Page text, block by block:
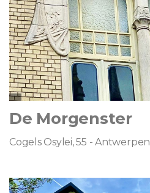
De Morgenster
Cogels Osylei, 55 - Antwerpen